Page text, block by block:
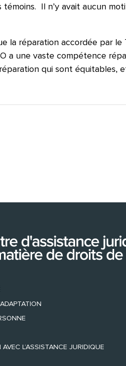
Il n’y avait aucun
la réparation accordée par
a une vaste compétence
qui sont équitables,
L’ASSISTANCE JURIDIQUE